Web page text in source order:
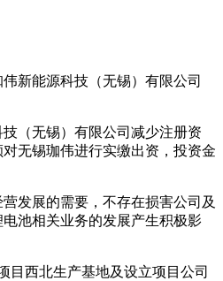
新能源科技（无锡）有限公司
（无锡）有限公司减少注册资
无锡珈伟进行实缴出资，投资金
发展的需要，不存在损害公司及
池相关业务的发展产生积极影
目西北生产基地及设立项目公司